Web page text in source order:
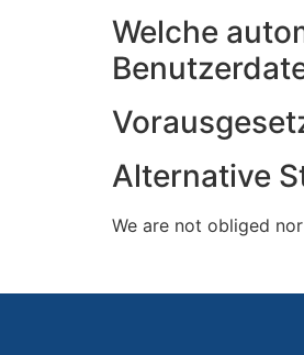
Welche
Alternative
We are not obliged